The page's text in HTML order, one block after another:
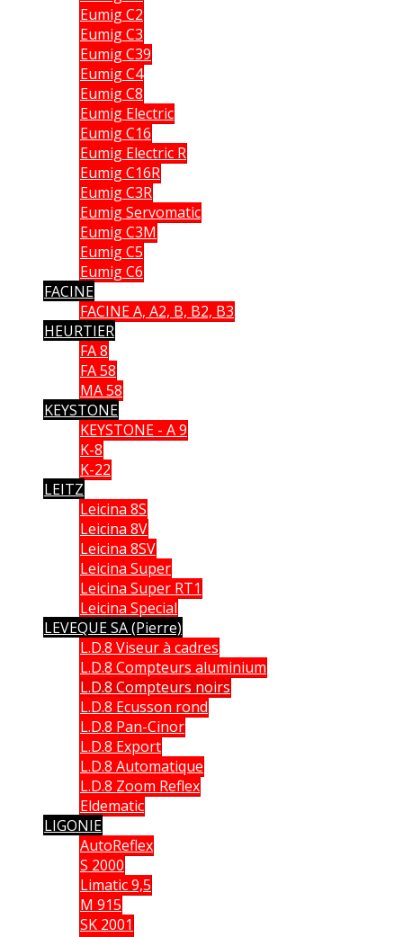
Eumig C2
Eumig C3
Eumig C39
Eumig C4
Eumig C8
Eumig Electric
Eumig C16
Eumig Electric R
Eumig C16R
Eumig C3R
Eumig Servomatic
Eumig C3M
Eumig C5
Eumig C6
FACINE
FACINE A, A2, B, B2, B3
HEURTIER
FA 8
FA 58
MA 58
KEYSTONE
KEYSTONE - A 9
K-8
K-22
LEITZ
Leicina 8S
Leicina 8V
Leicina 8SV
Leicina Super
Leicina Super RT1
Leicina Special
LEVEQUE SA (Pierre)
L.D.8 Viseur à cadres
L.D.8 Compteurs aluminium
L.D.8 Compteurs noirs
L.D.8 Ecusson rond
L.D.8 Pan-Cinor
L.D.8 Export
L.D.8 Automatique
L.D.8 Zoom Reflex
Eldematic
LIGONIE
AutoReflex
S 2000
Limatic 9,5
M 915
SK 2001